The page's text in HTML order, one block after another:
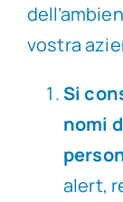
vostra
Si
nomi
alert,